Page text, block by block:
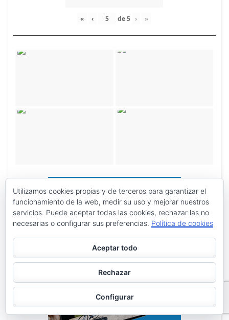
« ‹ de5 › »
Utilizamos cookies propias y de terceros para garantizar el
funcionamiento de la web, medir su uso y mejorar nuestros
servicios. Puede aceptar todas las cookies, rechazar las no
necesarias o configurar sus preferencias. Política de cookies
Aceptar todo
Rechazar
Configurar